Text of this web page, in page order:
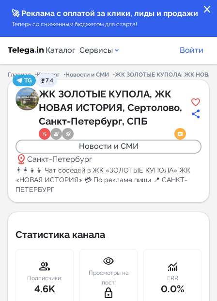
close
🚀 Реклама с оплатой за клики, лиды и продажи
Теперь со сниженным бюджетом для старта!
Каталог Сервисы
Каталог каналов
Каталог ботов
Горящие предложения
Индекс читаемости каналов в Telegram
New
Аналитика MAX каналов
New
Индивидуальное сопровождение
Аналитика Telegram
Войти
Главная Каталог Новости и СМИ
ЖК ЗОЛОТЫЕ КУПОЛА, ЖК НОВАЯ
TG
7.4
ЖК ЗОЛОТЫЕ КУПОЛА, ЖК
НОВАЯ ИСТОРИЯ, Сертолово,
Санкт-Петербург, СПБ
Новости и СМИ
distance Санкт-Петербург
👨‍👩‍👧‍👦 Чат соседей в ЖК «ЗОЛОТЫЕ КУПОЛА» ЖК
«НОВАЯ ИСТОРИЯ» 💳 По рекламе пиши 📍 САНКТ-
ПЕТЕРБУРГ
Статистика канала
group
Подписчики:
4.6K
visibility
Просмотры на
пост:
lock_outline
monitoring
ERR
0.0%